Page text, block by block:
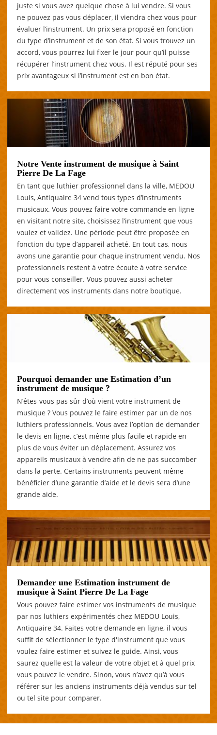
juste si vous avez quelque chose à lui vendre. Si vous
ne pouvez pas vous déplacer, il viendra chez vous pour
évaluer l’instrument. Un prix sera proposé en fonction
du type d’instrument et de son état. Si vous trouvez un
accord, vous pourrez lui fixer le jour pour qu’il puisse
récupérer l’instrument chez vous. Il est réputé pour ses
prix avantageux si l’instrument est en bon état.
Notre Vente instrument de musique à Saint
Pierre De La Fage
En tant que luthier professionnel dans la ville, MEDOU
Louis, Antiquaire 34 vend tous types d’instruments
musicaux. Vous pouvez faire votre commande en ligne
en visitant notre site, choisissez l’instrument que vous
voulez et validez. Une période peut être proposée en
fonction du type d’appareil acheté. En tout cas, nous
avons une garantie pour chaque instrument vendu. Nos
professionnels restent à votre écoute à votre service
pour vous conseiller. Vous pouvez aussi acheter
directement vos instruments dans notre boutique.
Pourquoi demander une Estimation d’un
instrument de musique ?
N’êtes-vous pas sûr d’où vient votre instrument de
musique ? Vous pouvez le faire estimer par un de nos
luthiers professionnels. Vous avez l’option de demander
le devis en ligne, c’est même plus facile et rapide en
plus de vous éviter un déplacement. Assurez vos
appareils musicaux à vendre afin de ne pas succomber
dans la perte. Certains instruments peuvent même
bénéficier d’une garantie d’aide et le devis sera d’une
grande aide.
Demander une Estimation instrument de
musique à Saint Pierre De La Fage
Vous pouvez faire estimer vos instruments de musique
par nos luthiers expérimentés chez MEDOU Louis,
Antiquaire 34. Faites votre demande en ligne, il vous
suffit de sélectionner le type d'instrument que vous
voulez faire estimer et suivez le guide. Ainsi, vous
saurez quelle est la valeur de votre objet et à quel prix
vous pouvez le vendre. Sinon, vous n’avez qu’à vous
référer sur les anciens instruments déjà vendus sur tel
ou tel site pour comparer.